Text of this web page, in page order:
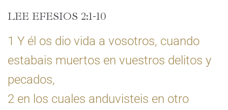
LEE EFESIOS 2:1-10
1 Y él os dio vida a vosotros, cuando
estabais muertos en vuestros delitos y
pecados,
2 en los cuales anduvisteis en otro